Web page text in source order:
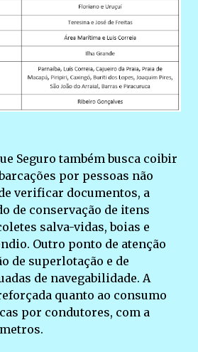
Seguro também busca coibir
por pessoas não
verificar documentos, a
de conservação de itens
salva-vidas, boias e
Outro ponto de atenção
de superlotação e de
de navegabilidade. A
quanto ao consumo
por condutores, com a